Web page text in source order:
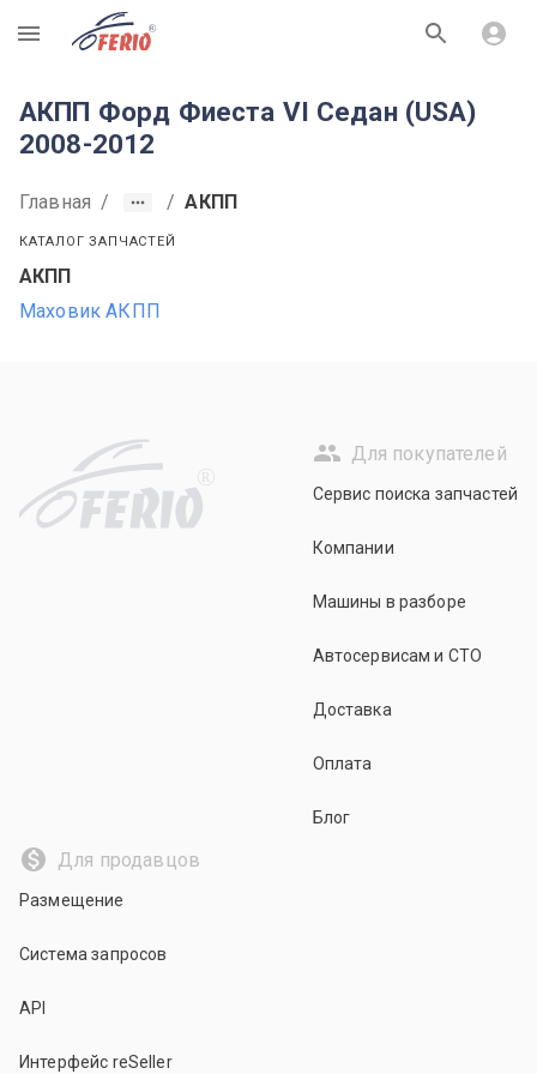
R
АКПП Форд Фиеста VI Седан (USA)
2008-2012
Главная / / АКПП
КАТАЛОГ ЗАПЧАСТЕЙ
АКПП
Маховик АКПП
R
Для покупателей
Сервис поиска запчастей
Компании
Машины в разборе
Автосервисам и СТО
Доставка
Оплата
Блог
Для продавцов
Размещение
Система запросов
API
Интерфейс reSeller